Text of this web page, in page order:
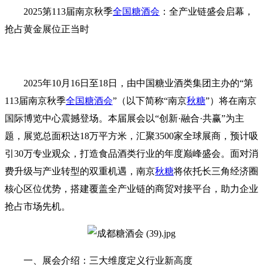
2025第113届南京秋季全国糖酒会 ：全产业链盛会启幕，
抢占黄金展位正当时
2025年10月16日至18日‌，由中国糖业酒类集团主办的‌“第
113届南京秋季全国糖酒会”‌（以下简称“南京秋糖”）将在南京
国际博览中心震撼登场。本届展会以‌“创新·融合·共赢”‌为主
题，展览总面积达‌18万平方米‌，汇聚‌3500家全球展商‌，预计吸
引‌30万专业观众‌，打造食品酒类行业的年度巅峰盛会。面对消
费升级与产业转型的双重机遇，南京秋糖将依托长三角经济圈
核心区位优势，搭建覆盖全产业链的商贸对接平台，助力企业
抢占市场先机。
一、展会介绍：三大维度定义行业新高度‌